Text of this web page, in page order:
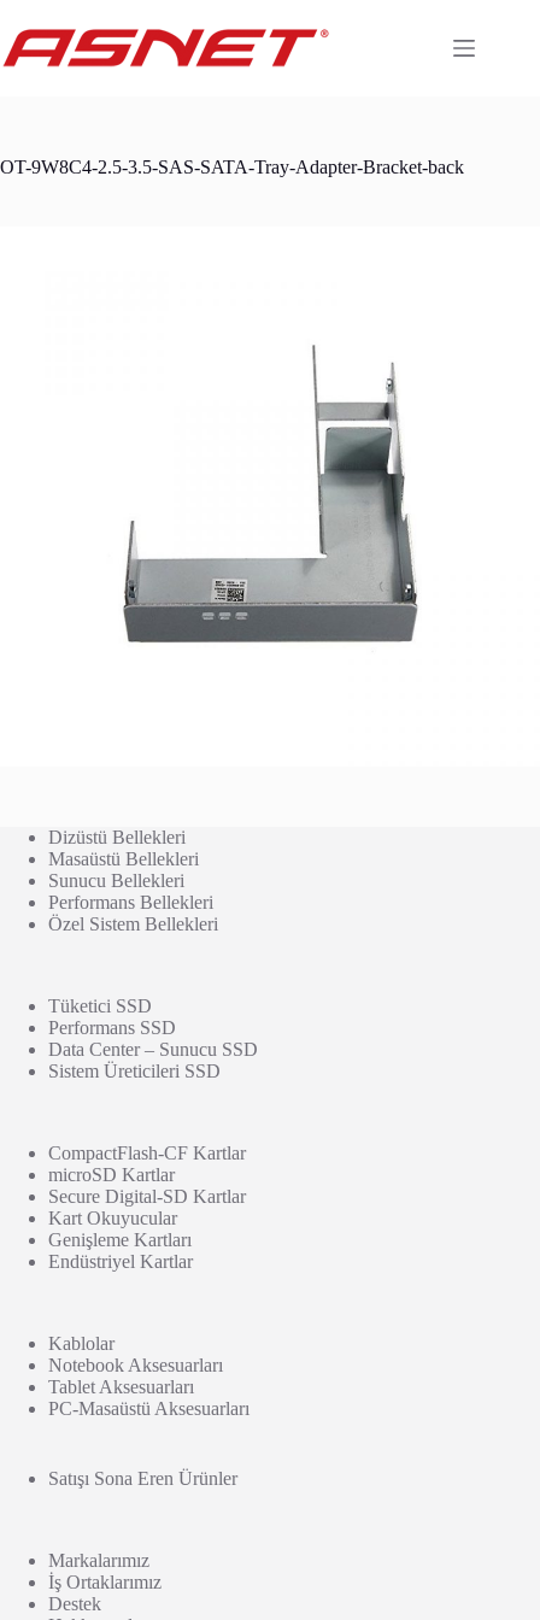
content
OT-9W8C4-2.5-3.5-SAS-SATA-Tray-Adapter-Bracket-back
Dizüstü Bellekleri
Masaüstü Bellekleri
Sunucu Bellekleri
Performans Bellekleri
Özel Sistem Bellekleri
Tüketici SSD
Performans SSD
Data Center – Sunucu SSD
Sistem Üreticileri SSD
CompactFlash-CF Kartlar
microSD Kartlar
Secure Digital-SD Kartlar
Kart Okuyucular
Genişleme Kartları
Endüstriyel Kartlar
Kablolar
Notebook Aksesuarları
Tablet Aksesuarları
PC-Masaüstü Aksesuarları
Satışı Sona Eren Ürünler
Markalarımız
İş Ortaklarımız
Destek